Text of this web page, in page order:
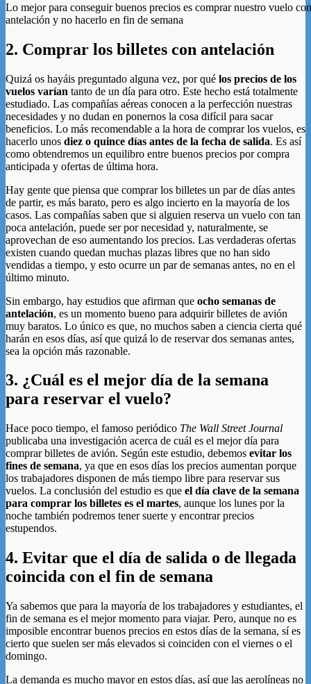
Lo mejor para conseguir buenos precios es comprar nuestro vuelo
antelación y no hacerlo en fin de semana
2. Comprar los billetes con antelación
Quizá os hayáis preguntado alguna vez, por qué los precios de los
vuelos varían tanto de un día para otro. Este hecho está totalmente
estudiado. Las compañías aéreas conocen a la perfección nuestras
necesidades y no dudan en ponernos la cosa difícil para sacar
beneficios. Lo más recomendable a la hora de comprar los vuelos, es
hacerlo unos diez o quince días antes de la fecha de salida. Es así
como obtendremos un equilibro entre buenos precios por compra
anticipada y ofertas de última hora.
Hay gente que piensa que comprar los billetes un par de días antes
de partir, es más barato, pero es algo incierto en la mayoría de los
casos. Las compañías saben que si alguien reserva un vuelo con tan
poca antelación, puede ser por necesidad y, naturalmente, se
aprovechan de eso aumentando los precios. Las verdaderas ofertas
existen cuando quedan muchas plazas libres que no han sido
vendidas a tiempo, y esto ocurre un par de semanas antes, no en el
último minuto.
Sin embargo, hay estudios que afirman que ocho semanas de
antelación, es un momento bueno para adquirir billetes de avión
muy baratos. Lo único es que, no muchos saben a ciencia cierta qué
harán en esos días, así que quizá lo de reservar dos semanas antes,
sea la opción más razonable.
3. ¿Cuál es el mejor día de la semana
para reservar el vuelo?
Hace poco tiempo, el famoso periódico The Wall Street Journal
publicaba una investigación acerca de cuál es el mejor día para
comprar billetes de avión. Según este estudio, debemos evitar los
fines de semana, ya que en esos días los precios aumentan porque
los trabajadores disponen de más tiempo libre para reservar sus
vuelos. La conclusión del estudio es que el día clave de la semana
para comprar los billetes es el martes, aunque los lunes por la
noche también podremos tener suerte y encontrar precios
estupendos.
4. Evitar que el día de salida o de llegada
coincida con el fin de semana
Ya sabemos que para la mayoría de los trabajadores y estudiantes, el
fin de semana es el mejor momento para viajar. Pero, aunque no es
imposible encontrar buenos precios en estos días de la semana, sí es
cierto que suelen ser más elevados si coinciden con el viernes o el
domingo.
La demanda es mucho mayor en estos días, así que las aerolíneas no